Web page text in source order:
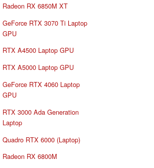
Radeon RX 6850M XT
GeForce RTX 3070 Ti Laptop
GPU
RTX A4500 Laptop GPU
RTX A5000 Laptop GPU
GeForce RTX 4060 Laptop
GPU
RTX 3000 Ada Generation
Laptop
Quadro RTX 6000 (Laptop)
Radeon RX 6800M